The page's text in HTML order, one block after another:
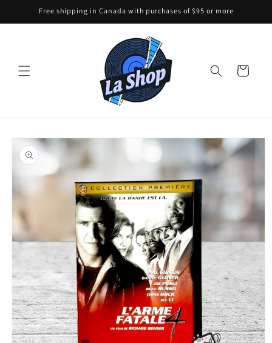
Skip toFree shipping in Canada with purchases of $95 or more
Cart
Skip to
product
information